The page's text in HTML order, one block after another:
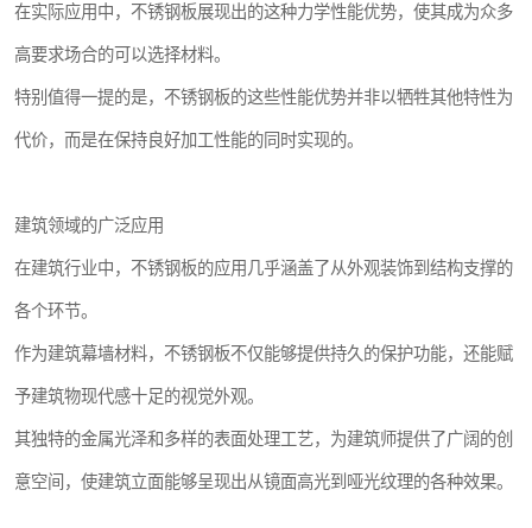
在实际应用中，不锈钢板展现出的这种力学性能优势，使其成为众多
高要求场合的可以选择材料。
特别值得一提的是，不锈钢板的这些性能优势并非以牺牲其他特性为
代价，而是在保持良好加工性能的同时实现的。
建筑领域的广泛应用
在建筑行业中，不锈钢板的应用几乎涵盖了从外观装饰到结构支撑的
各个环节。
作为建筑幕墙材料，不锈钢板不仅能够提供持久的保护功能，还能赋
予建筑物现代感十足的视觉外观。
其独特的金属光泽和多样的表面处理工艺，为建筑师提供了广阔的创
意空间，使建筑立面能够呈现出从镜面高光到哑光纹理的各种效果。